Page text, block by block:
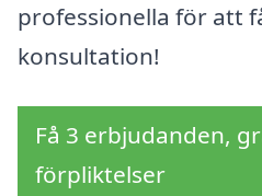
professionella för att
konsultation!
Få 3 erbjudanden,
förpliktelser